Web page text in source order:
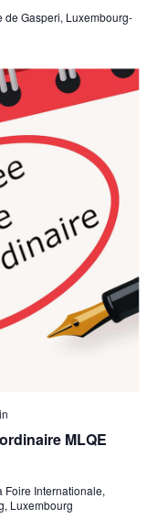
de Gasperi, Luxembourg-
MLQE
Foire Internationale,
Luxembourg